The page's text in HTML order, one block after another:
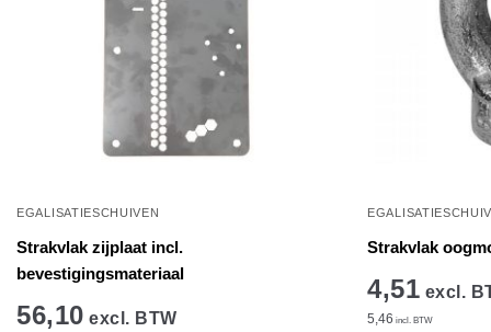
EGALISATIESCHUIVEN
Strakvlak zijplaat incl.
bevestigingsmateriaal
56,10 excl. BTW
Strakvlak
4,51 excl.
5,46 incl. BTW